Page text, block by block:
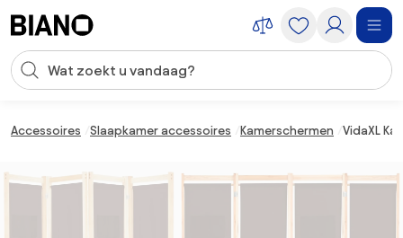
Zoekopdracht invoeren
Accessoires Slaapkamer accessoires Kamerschermen VidaXL